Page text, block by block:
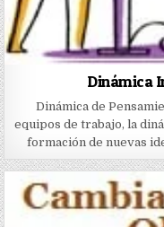
Dinámica
Dinámica de
equipos de trabajo, la
formación de nuevas